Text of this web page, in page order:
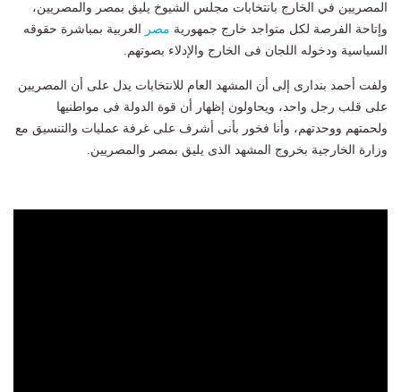
المصريين في الخارج بانتخابات مجلس الشيوخ يليق بمصر والمصريين،
وإتاحة الفرصة لكل متواجد خارج جمهورية مصر
العربية بمباشرة حقوقه
السياسية ودخوله اللجان فى الخارج والإدلاء بصوتهم.
ولفت أحمد بندارى إلى أن المشهد العام للانتخابات يدل على أن المصريين
على قلب رجل واحد، ويحاولون إظهار أن قوة الدولة فى مواطنيها
ولحمتهم ووحدتهم، وأنا فخور بأنى أشرف على غرفة عمليات والتنسيق مع
وزارة الخارجية بخروج المشهد الذى يليق بمصر والمصريين.